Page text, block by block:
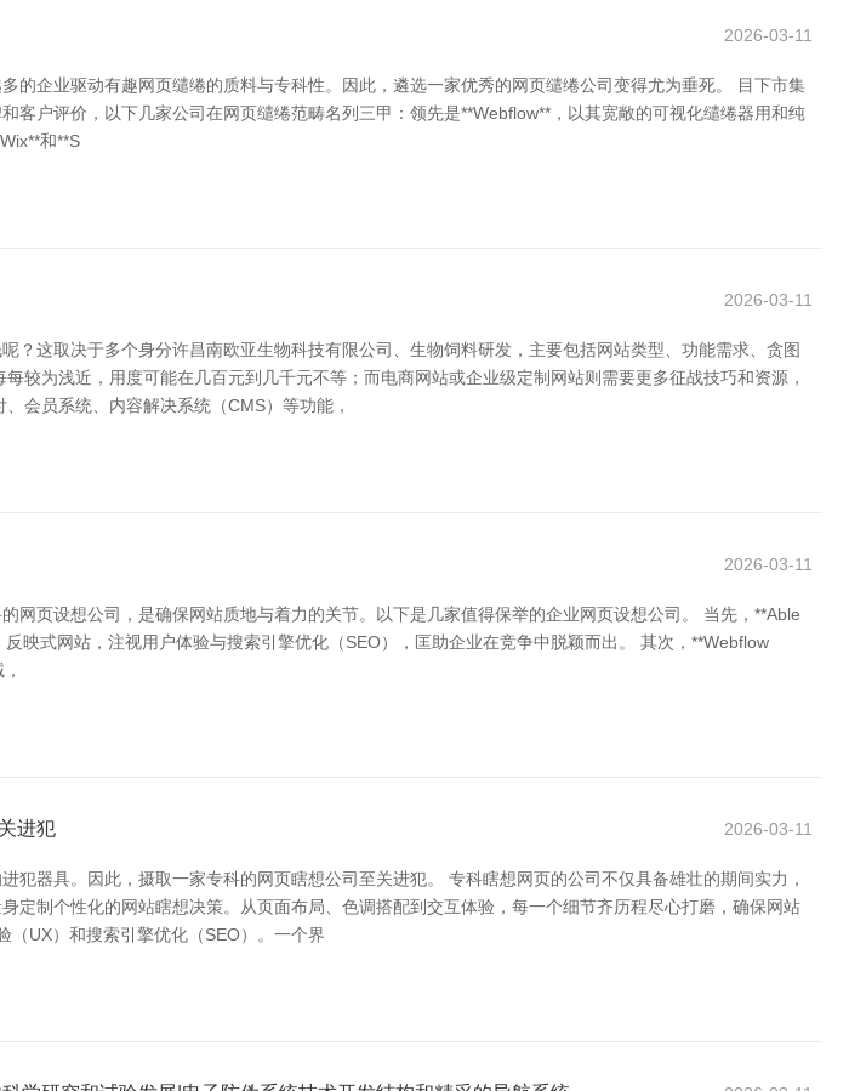
2026-03-11
企业驱动有趣网页缱绻的质料与专科性。因此，遴选一家优秀的网页缱绻公司变得尤为垂死。 目下市集
客户评价，以下几家公司在网页缱绻范畴名列三甲：领先是**Webflow**，以其宽敞的可视化缱绻器用和纯
和**S
2026-03-11
这取决于多个身分许昌南欧亚生物科技有限公司、生物饲料研发，主要包括网站类型、功能需求、贪图
为浅近，用度可能在几百元到几千元不等；而电商网站或企业级定制网站则需要更多征战技巧和资源，
会员系统、内容解决系统（CMS）等功能，
2026-03-11
页设想公司，是确保网站质地与着力的关节。以下是几家值得保举的企业网页设想公司。 当先，**Able
映式网站，注视用户体验与搜索引擎优化（SEO），匡助企业在竞争中脱颖而出。 其次，**Webflow
进犯 2026-03-11
器具。因此，摄取一家专科的网页瞎想公司至关进犯。 专科瞎想网页的公司不仅具备雄壮的期间实力，
制个性化的网站瞎想决策。从页面布局、色调搭配到交互体验，每一个细节齐历程尽心打磨，确保网站
（UX）和搜索引擎优化（SEO）。一个界